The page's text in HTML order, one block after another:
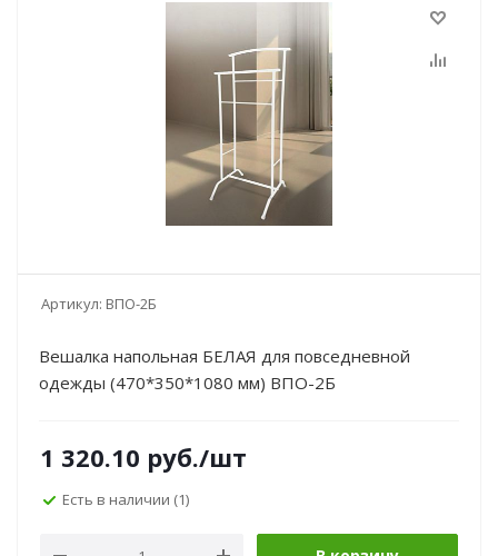
Артикул: ВПО-2Б
Вешалка напольная БЕЛАЯ для повседневной
одежды (470*350*1080 мм) ВПО-2Б
1 320.10 руб./шт
Есть в наличии (1)